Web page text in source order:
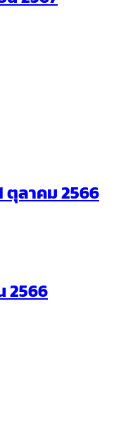
ตุลาคม 2566
2566